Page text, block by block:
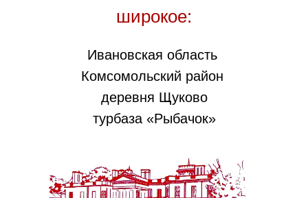
широкое:
Ивановская область
Комсомольский район
деревня Щуково
турбаза «Рыбачок»